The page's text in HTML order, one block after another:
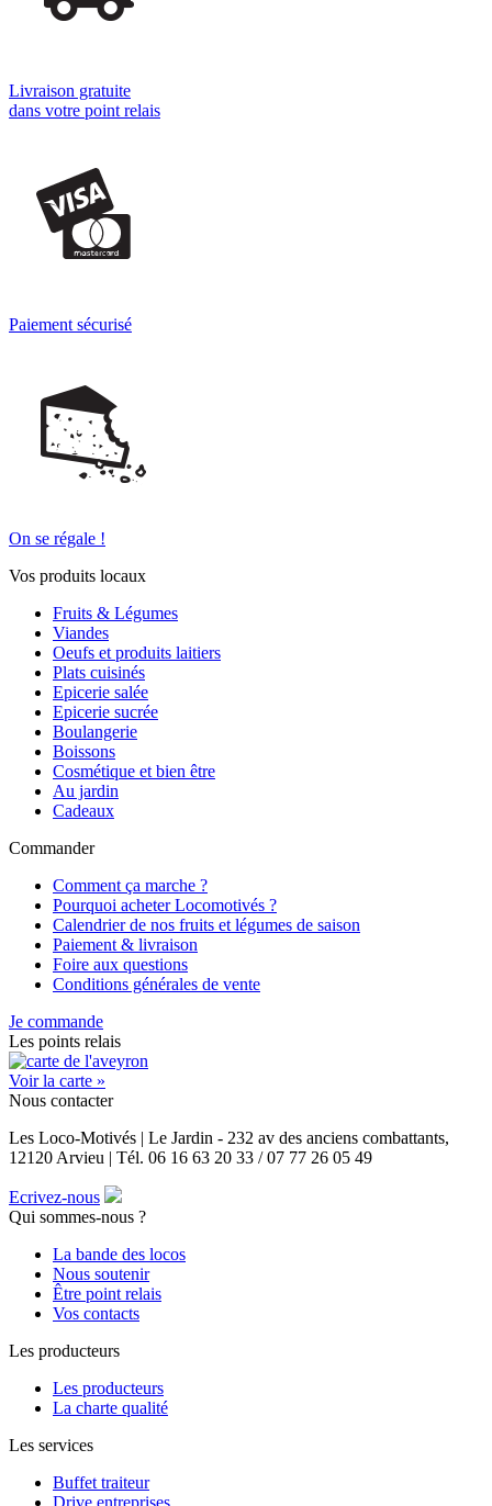
Livraison gratuite
dans votre point relais
Paiement sécurisé
On se régale !
Vos produits locaux
Fruits & Légumes
Viandes
Oeufs et produits laitiers
Plats cuisinés
Epicerie salée
Epicerie sucrée
Boulangerie
Boissons
Cosmétique et bien être
Au jardin
Cadeaux
Commander
Comment ça marche ?
Pourquoi acheter Locomotivés ?
Calendrier de nos fruits et légumes de saison
Paiement & livraison
Foire aux questions
Conditions générales de vente
Je commande
Les points relais
Voir la carte »
Nous contacter
Les Loco-Motivés | Le Jardin - 232 av des anciens combattants,
12120 Arvieu | Tél. 06 16 63 20 33 / 07 77 26 05 49
Ecrivez-nous
Qui sommes-nous ?
La bande des locos
Nous soutenir
Être point relais
Vos contacts
Les producteurs
Les producteurs
La charte qualité
Les services
Buffet traiteur
Drive entreprises